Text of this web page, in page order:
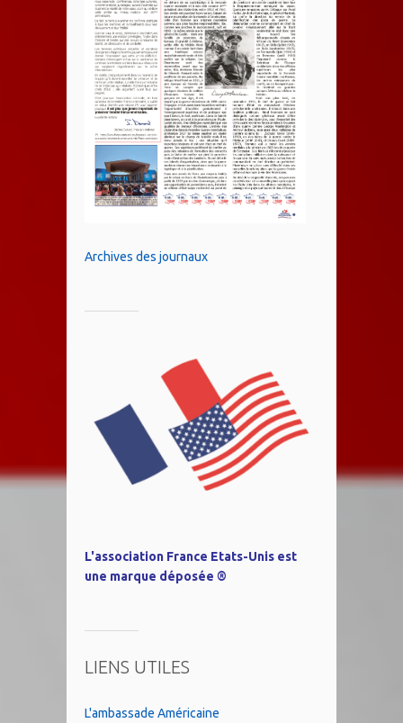
Archives des journaux
L'association France Etats-Unis est
une marque déposée ®
LIENS UTILES
L'ambassade Américaine